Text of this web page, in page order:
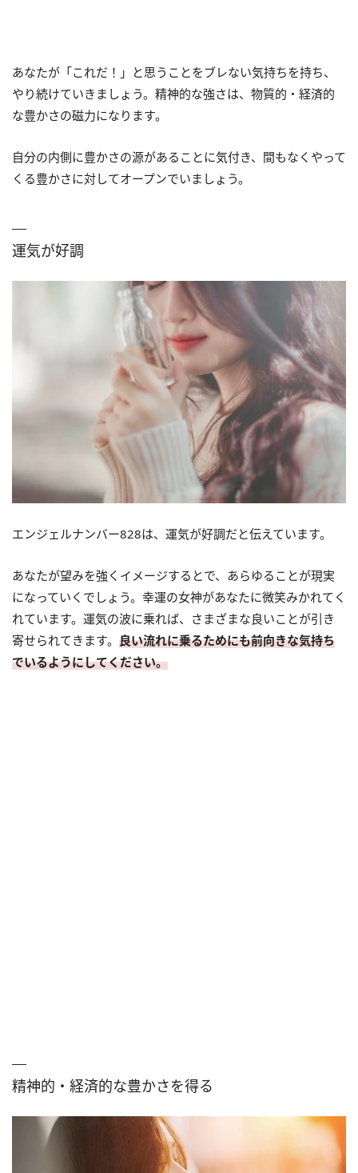
あなたが「これだ！」と思うことをブレない気持ちを持ち、
やり続けていきましょう。精神的な強さは、物質的・経済的
な豊かさの磁力になります。
自分の内側に豊かさの源があることに気付き、間もなくやって
くる豊かさに対してオープンでいましょう。
運気が好調
エンジェルナンバー828は、運気が好調だと伝えています。
あなたが望みを強くイメージするとで、あらゆることが現実
になっていくでしょう。幸運の女神があなたに微笑みかれてく
れています。運気の波に乗れば、さまざまな良いことが引き
寄せられてきます。 良い流れに乗るためにも前向きな気持ち
でいるようにしてください。
精神的・経済的な豊かさを得る